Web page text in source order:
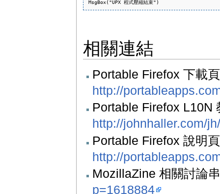
相關連結
Portable Firefox 下載
http://
Portable Firefox L10N
http://johnhaller.com/
Portable Firefox 說明
http://
MozillaZine 相關討論
p=1618884